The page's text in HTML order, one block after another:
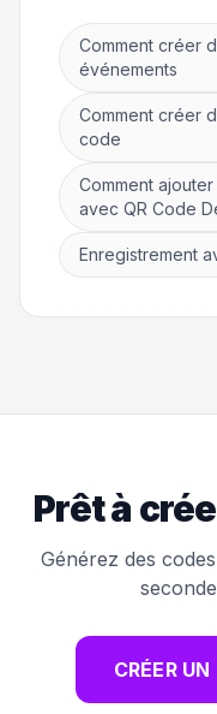
Comment créer
événements
Comment créer
code
Comment
avec QR Code
Enregistrement
Prêt à
Générez des
CRÉER